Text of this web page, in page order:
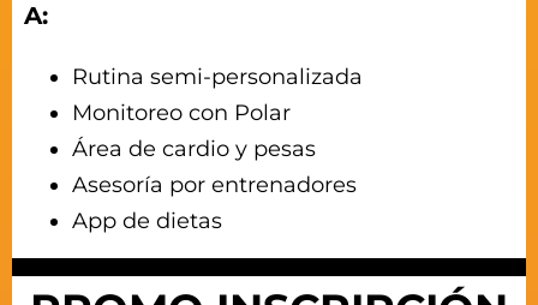
A:
Rutina semi-personalizada
Monitoreo con Polar
Área de cardio y pesas
Asesoría por entrenadores
App de dietas